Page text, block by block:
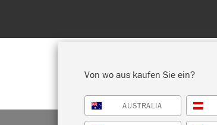
Von wo aus kaufen Sie ein?
AUSTRALIA